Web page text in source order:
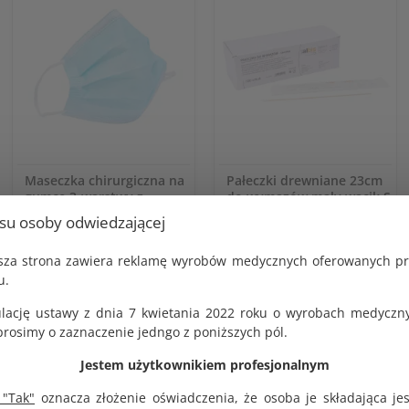
osoby odwiedzającej
strona zawiera reklamę wyrobów medycznych oferowanych
ustawy z dnia 7 kwietania 2022 roku o wyrobach
o zaznaczenie jedngo z poniższych pól.
Jestem użytkownikiem profesjonalnym
oznacza złożenie oświadczenia, że osoba je składająca
Maseczka chirurgiczna na
gumce 3-warstwy z
usztywnieniem na nos op.
50 szt.
G1431
10.26 zł
NETTO
9.50 zł
Pałeczki drewniane 23cm
do wymazów mały wacik S
BRUTTO
NETTO
25.00 zł